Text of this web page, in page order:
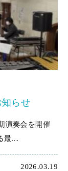
らせ
演奏会を開催
最...
2026.03.19